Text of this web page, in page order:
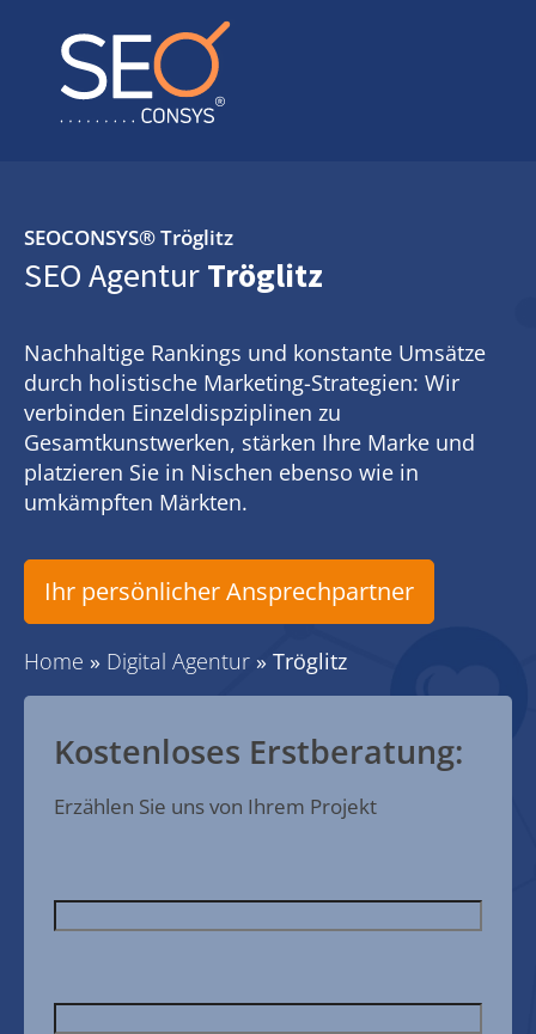
SEOCONSYS®Tröglitz
SEO AgenturTröglitz
Nachhaltige Rankings und konstante Umsätze
durch holistische Marketing-Strategien: Wir
verbinden Einzeldispziplinen zu
Gesamtkunstwerken, stärken Ihre Marke und
platzieren Sie in Nischen ebenso wie in
umkämpften Märkten.
Ihr persönlicher Ansprechpartner
Home » Digital Agentur » Tröglitz
Kostenloses Erstberatung:
Erzählen Sie uns von Ihrem Projekt